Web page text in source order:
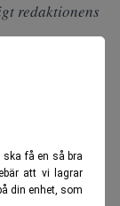
få en så bra
att vi lagrar
din enhet, som
redaktionens
och
år och
bland
alla